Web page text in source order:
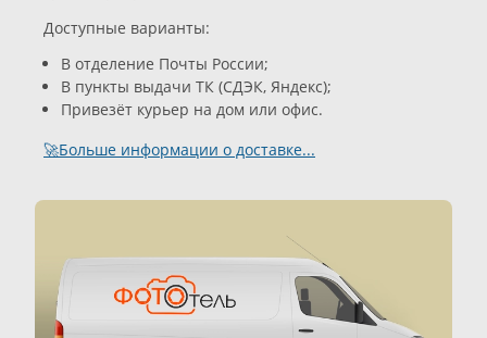
Доступные варианты:
В отделение Почты России;
В пункты выдачи ТК (СДЭК, Яндекс);
Привезёт курьер на дом или офис.
🚀Больше информации о доставке...